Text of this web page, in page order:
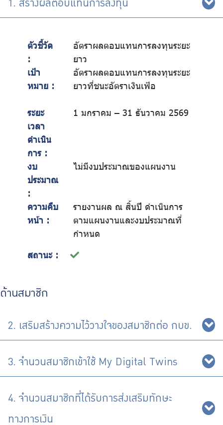
1. สร้างผลตอบแทนการลงทุน
ตัวชี้วัด
:
อัตราผลตอบแทนการลงทุนระยะ
ยาว
เป้า
หมาย :
อัตราผลตอบแทนการลงทุนระยะ
ยาวที่ชนะอัตราเงินเฟ้อ
ระยะ
เวลา
ดำเนิน
การ :
1 มกราคม – 31 ธันวาคม 2569
งบ
ประมาณ
:
ไม่มีงบประมาณของแผนงาน
ความคืบ
หน้า :
รายงานผล ณ สิ้นปี ดำเนินการ
ตามแผนงานและงบประมาณที่
กำหนด
สถานะ :
ด้านสมาชิก
2. เสริมสร้างความไว้วางใจของสมาชิกต่อ กบข.
3. จำนวนสมาชิกเข้าใช้ My Digital Twins
4. จำนวนสมาชิกที่ได้รับการส่งเสริมทักษะ
ทางการเงิน